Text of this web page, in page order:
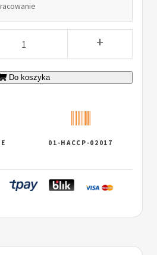
+
Do koszyka
01-HACCP-02017